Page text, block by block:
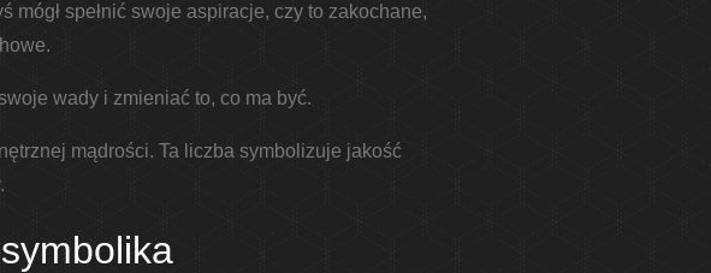
spełnić swoje aspiracje, czy to zakochane,
wady i zmieniać to, co ma być.
mądrości. Ta liczba symbolizuje jakość